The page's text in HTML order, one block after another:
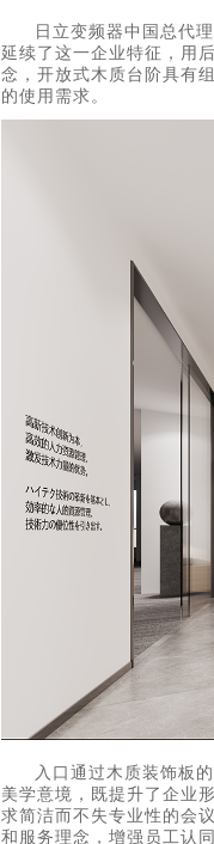
日立变频器中国总代
延续了这一企业特征，用
念，开放式木质台阶具有
的使用需求。
入口通过木质装饰板
美学意境，既提升了企业
求简洁而不失专业性的会
和服务理念，增强员工认